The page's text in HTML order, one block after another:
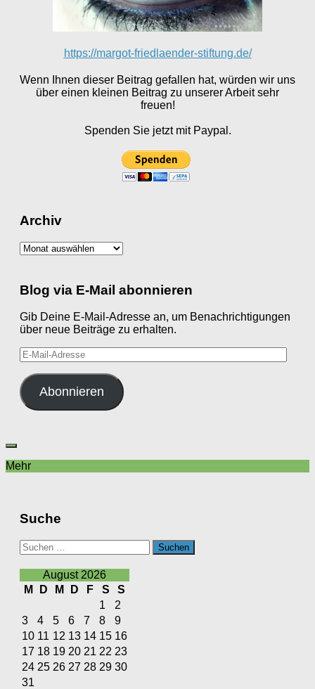
https://margot-friedlaender-stiftung.de/
Wenn Ihnen dieser Beitrag gefallen hat, würden wir uns
über einen kleinen Beitrag zu unserer Arbeit sehr
freuen!
Spenden Sie jetzt mit Paypal.
Archiv
Archiv
Blog via E-Mail abonnieren
Gib Deine E-Mail-Adresse an, um Benachrichtigungen
über neue Beiträge zu erhalten.
E-
Mail-
Adresse
Abonnieren
Mehr
Suche
Suchen
nach:
August 2026
M
D M D F S
S
1
2
3
4 5 6 7 8
9
10 11 12 13 14 15 16
17 18 19 20 21 22 23
24 25 26 27 28 29 30
31